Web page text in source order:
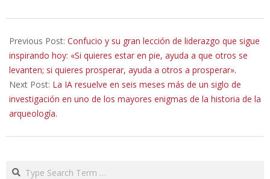
11-
18
Previous Post: Confucio y su gran lección de liderazgo que sigue
inspirando hoy: «Si quieres estar en pie, ayuda a que otros se
levanten; si quieres prosperar, ayuda a otros a prosperar».
Next Post: La IA resuelve en seis meses más de un siglo de
investigación en uno de los mayores enigmas de la historia de la
arqueología.
Search